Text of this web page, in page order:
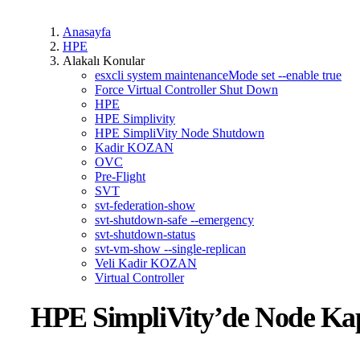
Anasayfa
HPE
Alakalı Konular
esxcli system maintenanceMode set --enable true
Force Virtual Controller Shut Down
HPE
HPE Simplivity
HPE SimpliVity Node Shutdown
Kadir KOZAN
OVC
Pre-Flight
SVT
svt-federation-show
svt-shutdown-safe --emergency
svt-shutdown-status
svt-vm-show --single-replican
Veli Kadir KOZAN
Virtual Controller
HPE SimpliVity’de Node